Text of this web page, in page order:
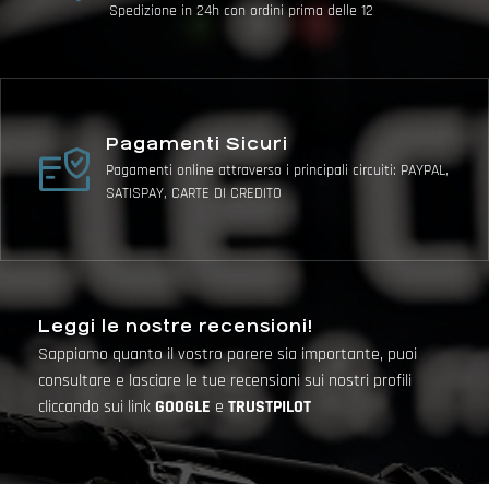
Spedizione in 24h con ordini prima delle 12
Pagamenti Sicuri
Pagamenti online attraverso i principali circuiti: PAYPAL,
SATISPAY, CARTE DI CREDITO
Leggi le nostre recensioni!
Sappiamo quanto il vostro parere sia importante, puoi
consultare e lasciare le tue recensioni sui nostri profili
cliccando sui linkGOOGLE e TRUSTPILOT